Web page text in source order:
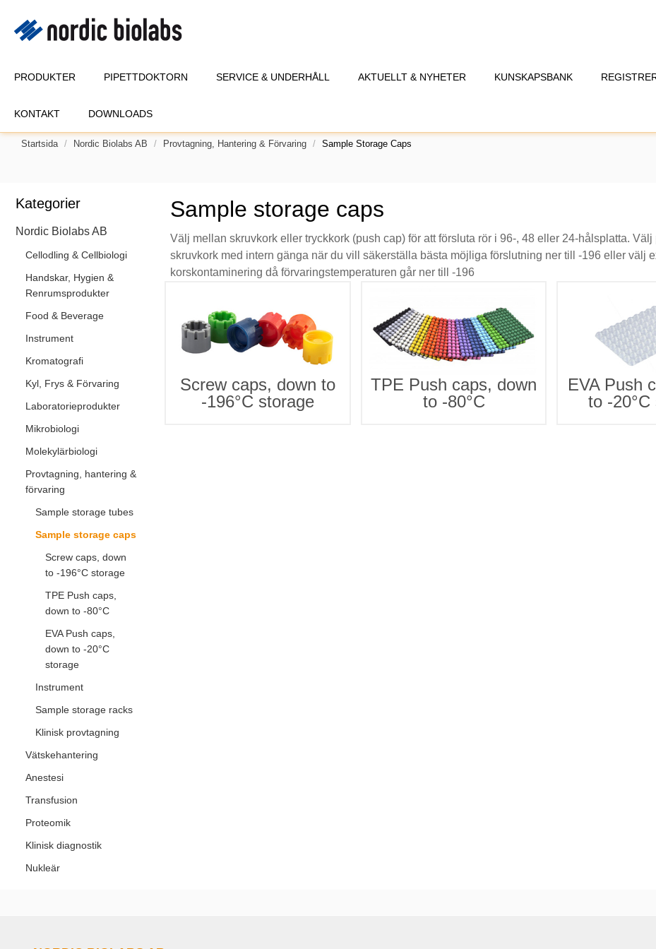
PRODUKTER PIPETTDOKTORN SERVICE & UNDERHÅLL AKTUELLT & NYHETER KUNSKAPSBANK
KONTAKT DOWNLOADS
Startsida Nordic Biolabs AB Provtagning, Hantering & Förvaring Sample Storage Caps
Kategorier
Nordic Biolabs AB
Cellodling & Cellbiologi
Handskar, Hygien &
Renrumsprodukter
Food & Beverage
Instrument
Kromatografi
Kyl, Frys & Förvaring
Laboratorieprodukter
Mikrobiologi
Molekylärbiologi
Provtagning, hantering &
förvaring
Sample storage tubes
Sample storage caps
Screw caps, down
to -196°C storage
TPE Push caps,
down to -80°C
EVA Push caps,
down to -20°C
storage
Instrument
Sample storage racks
Klinisk provtagning
Vätskehantering
Anestesi
Transfusion
Proteomik
Klinisk diagnostik
Nukleär
Sample storage caps
Välj mellan skruvkork eller tryckkork (push cap) för att försluta rör i 96-, 48 eller 24-hålsplatta.
skruvkork med intern gänga när du vill säkerställa bästa möjliga förslutning ner till -196 eller välj
korskontaminering då förvaringstemperaturen går ner till -196
Screw caps, down to
-196°C storage
TPE Push caps, down
to -80°C
EVA Push
to -